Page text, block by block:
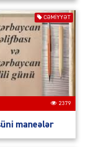
CƏMIYYƏT
2379
maneələr